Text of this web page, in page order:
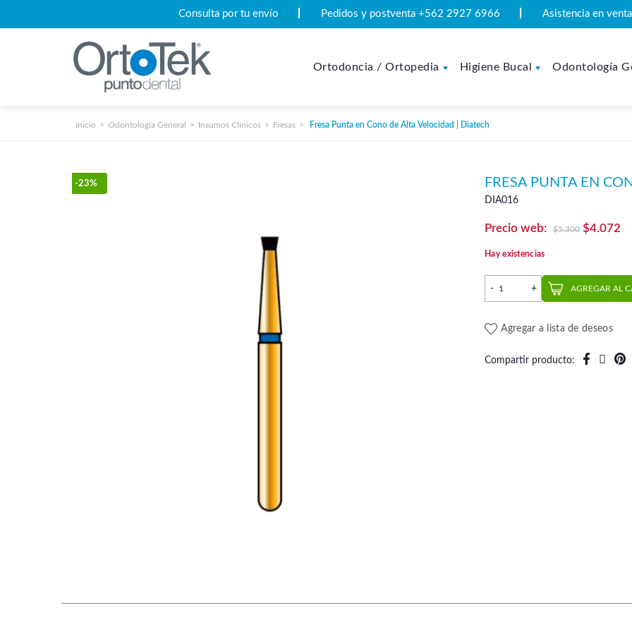
Consulta por tu envío Pedidos y postventa +562 2927 6966 Asistencia en
Ortodoncia / Ortopedia Higiene Bucal Odontología
Inicio Odontología General Insumos Clínicos Fresas Fresa Punta en Cono de Alta Velocidad | Diatech
-23% FRESA PUNTA EN
DIA016
$5.300 El
era:
$5.300.
$4.072
Hay existencias
Fresa Punta en Cono de
AGREGAR AL
Agregar a lista de deseos
Compartir producto